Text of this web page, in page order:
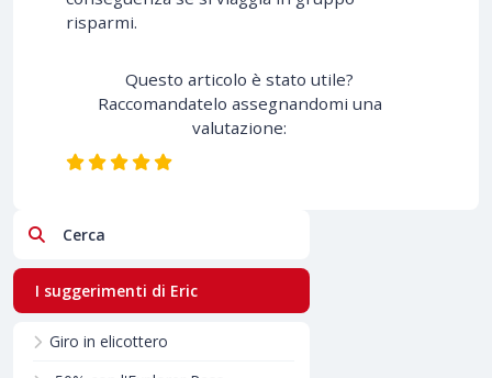
risparmi.
Questo articolo è stato utile?
Raccomandatelo assegnandomi una
valutazione:
Cerca
I suggerimenti di Eric
Giro in elicottero